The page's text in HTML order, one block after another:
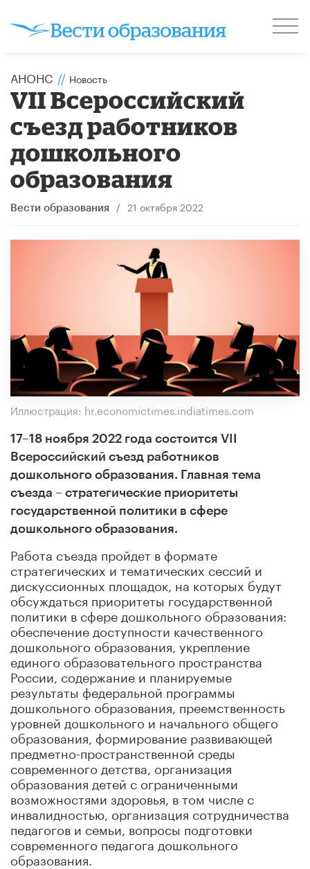
АНОНС // Новость
VII Всероссийский
съезд работников
дошкольного
образования
Вести образования / 21 октября 2022
Иллюстрация: hr.economictimes.indiatimes.com
17–18 ноября 2022 года состоится VII
Всероссийский съезд работников
дошкольного образования. Главная тема
съезда – стратегические приоритеты
государственной политики в сфере
дошкольного образования.
Работа съезда пройдет в формате
стратегических и тематических сессий и
дискуссионных площадок, на которых будут
обсуждаться приоритеты государственной
политики в сфере дошкольного образования:
обеспечение доступности качественного
дошкольного образования, укрепление
единого образовательного пространства
России, содержание и планируемые
результаты федеральной программы
дошкольного образования, преемственность
уровней дошкольного и начального общего
образования, формирование развивающей
предметно-пространственной среды
современного детства, организация
образования детей с ограниченными
возможностями здоровья, в том числе с
инвалидностью, организация сотрудничества
педагогов и семьи, вопросы подготовки
современного педагога дошкольного
образования.